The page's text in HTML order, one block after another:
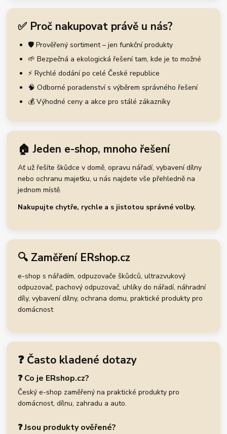
✅ Proč nakupovat právě u nás?
🛡️ Prověřený sortiment – jen funkční produkty
🌱 Bezpečná a ekologická řešení tam, kde je to možné
⚡ Rychlé dodání po celé České republice
🧠 Odborné poradenství s výběrem správného řešení
💰 Výhodné ceny a akce pro stálé zákazníky
🏠 Jeden e-shop, mnoho řešení
Ať už řešíte škůdce v domě, opravu nářadí, vybavení dílny
nebo ochranu majetku, u nás najdete vše přehledně na
jednom místě.
Nakupujte chytře, rychle a s jistotou správné volby.
🔍 Zaměření ERshop.cz
e-shop s nářadím, odpuzovače škůdců, ultrazvukový
odpuzovač, pachový odpuzovač, uhlíky do nářadí, náhradní
díly, vybavení dílny, ochrana domu, praktické produkty pro
domácnost
❓ Často kladené dotazy
❓ Co je ERshop.cz?
Český e-shop zaměřený na praktické produkty pro
domácnost, dílnu, zahradu a auto.
❓ Jsou produkty ověřené?